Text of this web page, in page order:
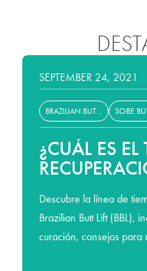
SEPTEMBER 24, 2021
BRAZILIAN BUTT LIFT SOBE
¿CUÁL ES
BRAZILIAN
Descubre la línea de
Brazilian Butt Lift (BBL),
curación, consejos para